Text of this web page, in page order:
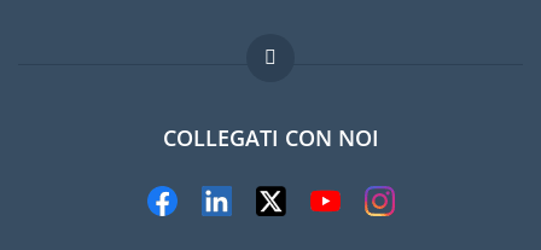
Lavori all'estero
Domande frequenti
COLLEGATI CON NOI